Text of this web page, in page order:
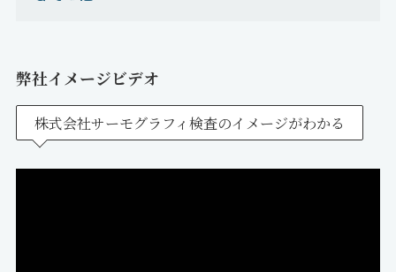
弊社イメージビデオ
株式会社サーモグラフィ検査のイメージがわかる